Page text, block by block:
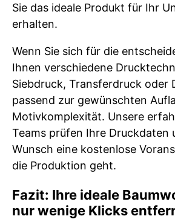
Sie das ideale Produkt für Ihr
erhalten.
Wenn Sie sich für die
Ihnen verschiedene
Siebdruck, Transferdruck oder
passend zur gewünschten
Motivkomplexität. Unsere
Teams prüfen Ihre Druckdaten
Wunsch eine kostenlose
die Produktion geht.
Fazit: Ihre ideale
nur wenige Klicks